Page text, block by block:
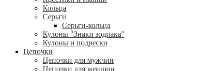
Кольца
Серьги
Серьги-кольца
Кулоны "Знаки зодиака"
Кулоны и подвески
Цепочки
Цепочки для мужчин
Цепочки для женщин